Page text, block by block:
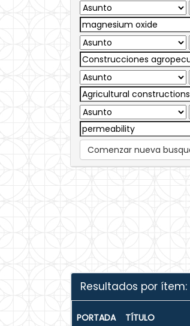
Comenzar nueva
Resultados por ítem:
PORTADA TÍTULO